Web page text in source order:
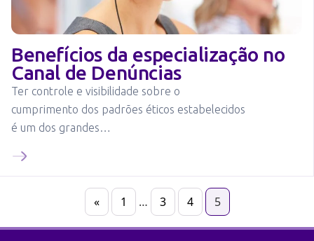
Benefícios da especialização no
Canal de Denúncias
Ter controle e visibilidade sobre o
cumprimento dos padrões éticos estabelecidos
é um dos grandes…
Navegação
por
« 1 … 3 4 5